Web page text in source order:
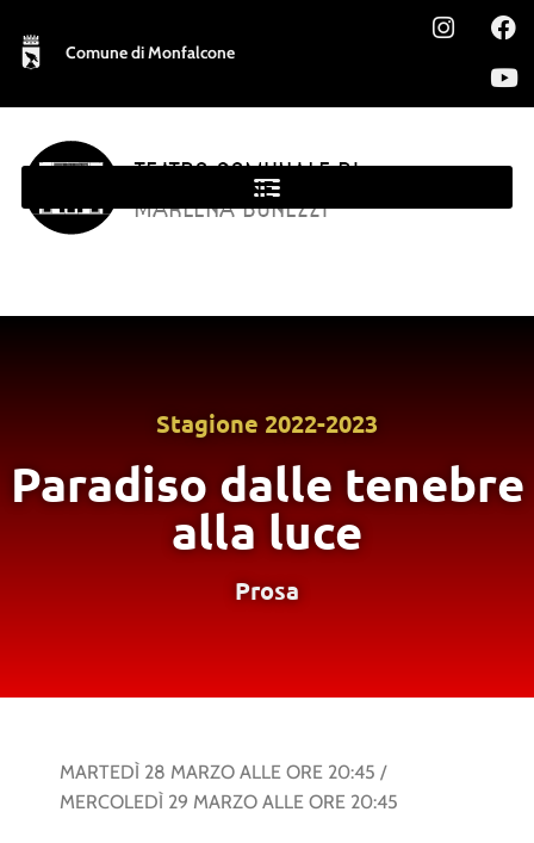
Comune di Monfalcone
TEATRO COMUNALE DI
MONFALCONE
MARLENA BONEZZI
Stagione 2022-2023
Paradiso dalle tenebre
alla luce
Prosa
MARTEDÌ 28 MARZO ALLE ORE 20:45 /
MERCOLEDÌ 29 MARZO ALLE ORE 20:45